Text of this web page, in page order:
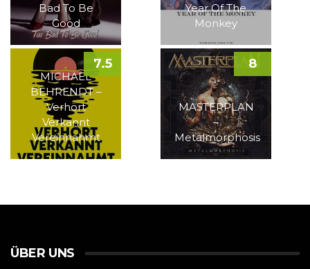
Bad To Be
Good
Year Of The
Monkey
MICHAEL
BEHRENDT –
Verhört
Verkannt
Vereinnahmt
7.5
MASTERPLAN
–
Metalmorphosis
8
ÜBER UNS